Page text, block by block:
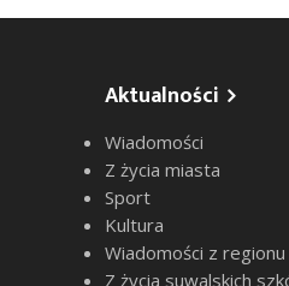
Aktualności
Wiadomości
Z życia miasta
Sport
Kultura
Wiadomości z regionu
Z życia suwalskich